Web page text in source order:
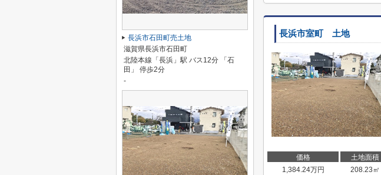
長浜市室町 土地
価格 土地面積
1,384.24万円 208.23㎡
長浜市石田町売土地
滋賀県長浜市石田町
北陸本線「長浜」駅 バス12分 「石
田」 停歩2分
-